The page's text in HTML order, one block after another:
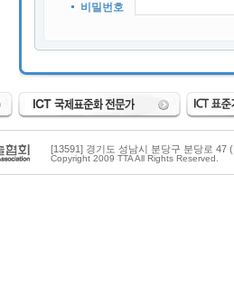
비밀번호
[13591] 경기도 성남시 분당구 분당로 47
Copyright 2009 TTA All Rights Reserved.